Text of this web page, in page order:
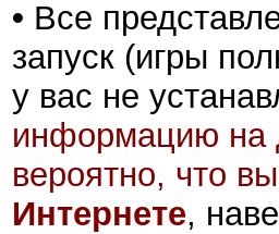
• Все
запуск (игры
у вас не
информацию на
вероятно, что
Интернете,